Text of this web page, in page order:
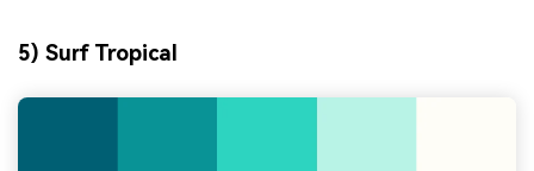
5) Surf Tropical